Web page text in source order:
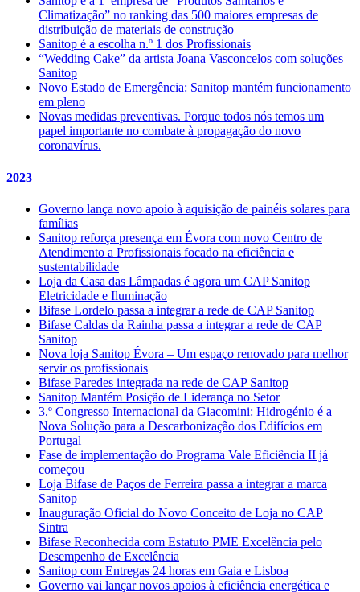
Climatização” no ranking das 500 maiores empresas de
distribuição de materiais de construção
Sanitop é a escolha n.º 1 dos Profissionais
“Wedding Cake” da artista Joana Vasconcelos com soluções
Sanitop
Novo Estado de Emergência: Sanitop mantém funcionamento
em pleno
Novas medidas preventivas. Porque todos nós temos um
papel importante no combate à propagação do novo
coronavírus.
2023
Governo lança novo apoio à aquisição de painéis solares para
famílias
Sanitop reforça presença em Évora com novo Centro de
Atendimento a Profissionais focado na eficiência e
sustentabilidade
Loja da Casa das Lâmpadas é agora um CAP Sanitop
Eletricidade e Iluminação
Bifase Lordelo passa a integrar a rede de CAP Sanitop
Bifase Caldas da Rainha passa a integrar a rede de CAP
Sanitop
Nova loja Sanitop Évora – Um espaço renovado para melhor
servir os profissionais
Bifase Paredes integrada na rede de CAP Sanitop
Sanitop Mantém Posição de Liderança no Setor
3.º Congresso Internacional da Giacomini: Hidrogénio é a
Nova Solução para a Descarbonização dos Edifícios em
Portugal
Fase de implementação do Programa Vale Eficiência II já
começou
Loja Bifase de Paços de Ferreira passa a integrar a marca
Sanitop
Inauguração Oficial do Novo Conceito de Loja no CAP
Sintra
Bifase Reconhecida com Estatuto PME Excelência pelo
Desempenho de Excelência
Sanitop com Entregas 24 horas em Gaia e Lisboa
Governo vai lançar novos apoios à eficiência energética e